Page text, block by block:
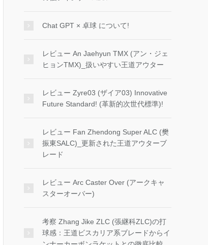
Chat GPT × 卓球 について!
レビュー An Jaehyun TMX (アン・ジェ
ヒョンTMX)_扱いやすい王道アウター
レビュー Zyre03 (ザイア03) Innovative
Future Standard! (革新的次世代標準)!
レビュー Fan Zhendong Super ALC (樊
振東SALC)_更新された王道アウターブ
レード
レビュー Arc Caster Over (アークキャ
スターオーバー)
考察 Zhang Jike ZLC (張継科ZLC)の打
球感：王道ビスカリア系ブレードからイ